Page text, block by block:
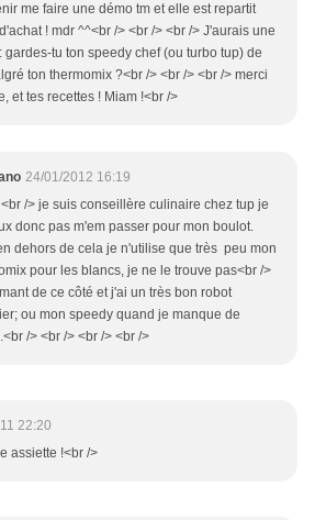
me faire une démo tm et elle est repartit
! mdr ^^<br /> <br /> <br /> J'aurais une
gardes-tu ton speedy chef (ou turbo tup) de
ton thermomix ?<br /> <br /> <br /> merci
et tes recettes ! Miam !<br />
24/01/2012 16:19
/> je suis conseillère culinaire chez tup je
donc pas m'em passer pour mon boulot.
dehors de cela je n'utilise que très peu mon
pour les blancs, je ne le trouve pas<br />
de ce côté et j'ai un très bon robot
ou mon speedy quand je manque de
/> <br /> <br /> <br />
22:20
assiette !<br />